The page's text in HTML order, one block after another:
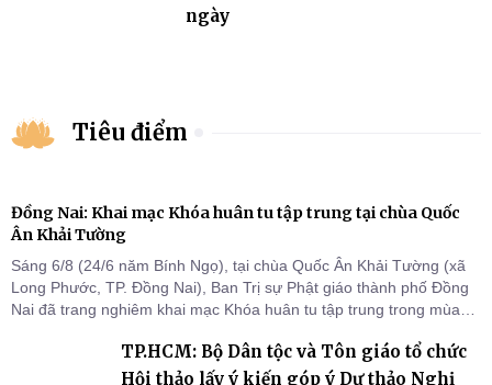
ngày
Tiêu điểm
Đồng Nai: Khai mạc Khóa huân tu tập trung tại chùa Quốc
Ân Khải Tường
Sáng 6/8 (24/6 năm Bính Ngọ), tại chùa Quốc Ân Khải Tường (xã
Long Phước, TP. Đồng Nai), Ban Trị sự Phật giáo thành phố Đồng
Nai đã trang nghiêm khai mạc Khóa huân tu tập trung trong mùa
chỗ khu vực VII, VIII và trường hạ chùa Quốc Ân Khải Tường.
TP.HCM: Bộ Dân tộc và Tôn giáo tổ chức
Hội thảo lấy ý kiến góp ý Dự thảo Nghị